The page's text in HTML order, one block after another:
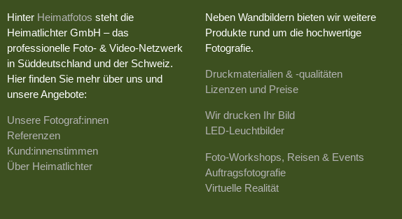
Hinter Heimatfotos steht die
Heimatlichter GmbH – das
professionelle Foto- & Video-Netzwerk
in Süddeutschland und der Schweiz.
Hier finden Sie mehr über uns und
unsere Angebote:
Unsere Fotograf:innen
Referenzen
Kund:innenstimmen
Über Heimatlichter
Neben Wandbildern bieten wir weitere
Produkte rund um die hochwertige
Fotografie.
Druckmaterialien & -qualitäten
Lizenzen und Preise
Wir drucken Ihr Bild
LED-Leuchtbilder
Foto-Workshops, Reisen & Events
Auftragsfotografie
Virtuelle Realität